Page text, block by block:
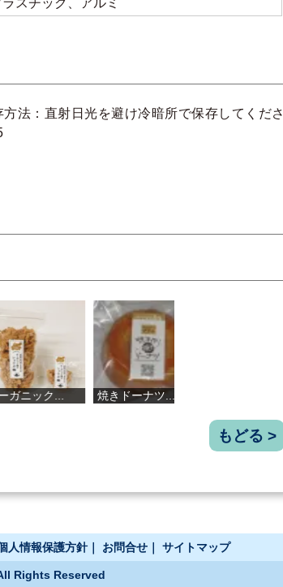
法：直射日光を避け冷暗所で保存してくださ
ック... 焼きドーナツ...
もどる >
人情報保護方針｜ お問合せ サイトマップ
Rights Reserved